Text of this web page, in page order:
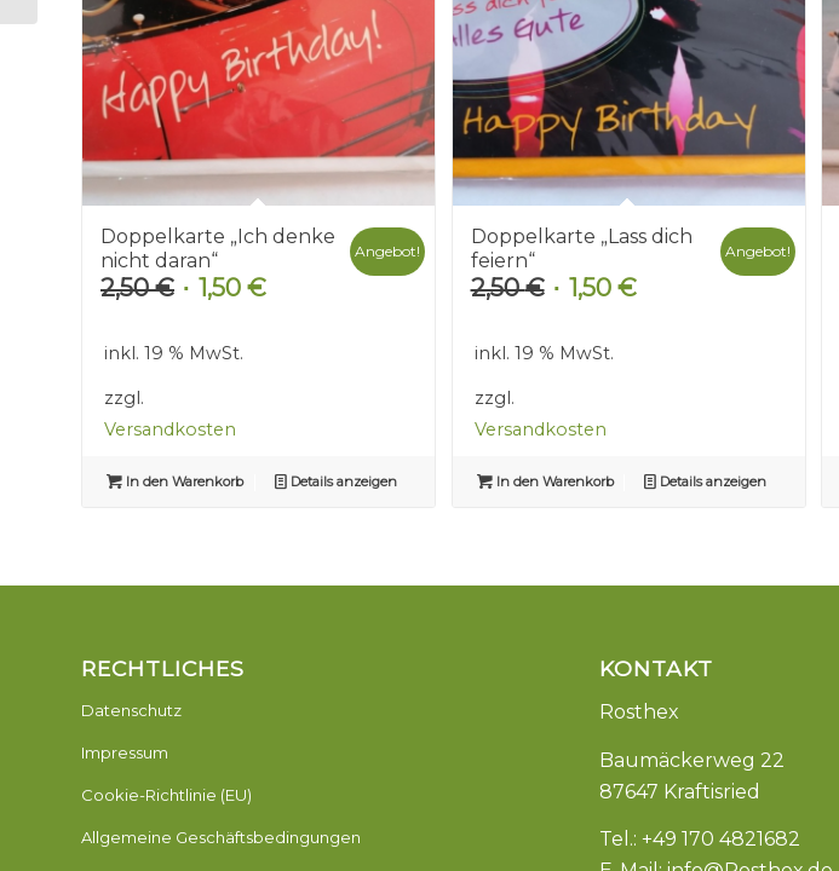
Doppelkarte „Ich denke
nicht daran“
2,50€ Ursprünglicher
war:
1,50 €Aktueller
Angebot!
inkl. 19 % MwSt.
zzgl.
Versandkosten
In den Warenkorb Details anzeigen
Doppelkarte „Lass dich
feiern“
2,50€ Ursprünglicher
war:
1,50 €Aktueller
Angebot!
inkl. 19 % MwSt.
zzgl.
Versandkosten
In den Warenkorb Details anzeigen
RECHTLICHES
Datenschutz
Impressum
Cookie-Richtlinie (EU)
Allgemeine Geschäftsbedingungen
KONTAKT
Rosthex
Baumäckerweg 22
87647 Kraftisried
Tel.: +49 170 4821682